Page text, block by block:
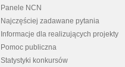
Panele NCN
Najczęściej zadawane pytania
Informacje dla realizujących projekty
Pomoc publiczna
Statystyki konkursów